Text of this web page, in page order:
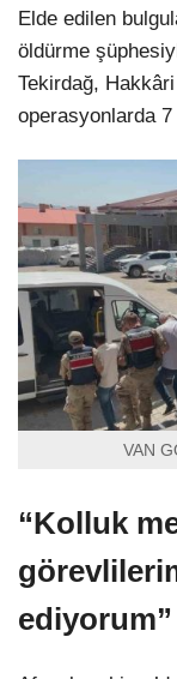
Elde edilen
öldürme
Tekirdağ,
operasyonlarda 7
VAN
“Kolluk
ediyorum”